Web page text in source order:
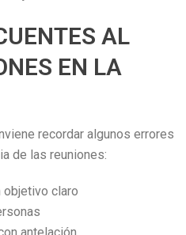
AL
EN LA
recordar algunos errores
de las reuniones:
objetivo claro